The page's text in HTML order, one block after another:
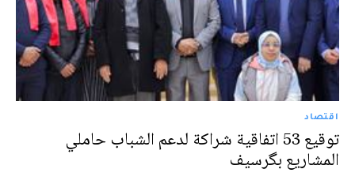
اقتصاد
توقيع 53 اتفاقية شراكة لدعم الشباب حاملي
المشاريع بگرسيف